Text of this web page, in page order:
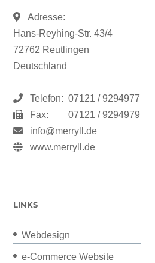
Adresse:
Hans-Reyhing-Str. 43/4
72762 Reutlingen
Deutschland
Telefon: 07121 / 9294977
Fax:
07121 / 9294979
info@merryll.de
www.merryll.de
LINKS
Webdesign
e-Commerce Website